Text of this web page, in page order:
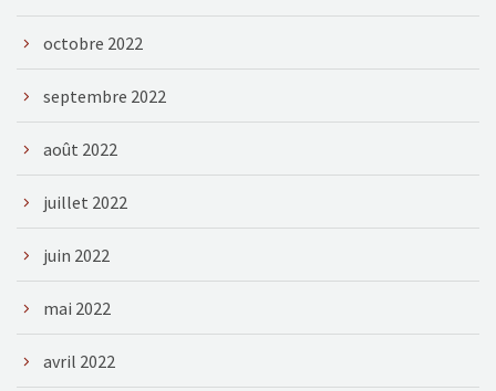
octobre 2022
septembre 2022
août 2022
juillet 2022
juin 2022
mai 2022
avril 2022